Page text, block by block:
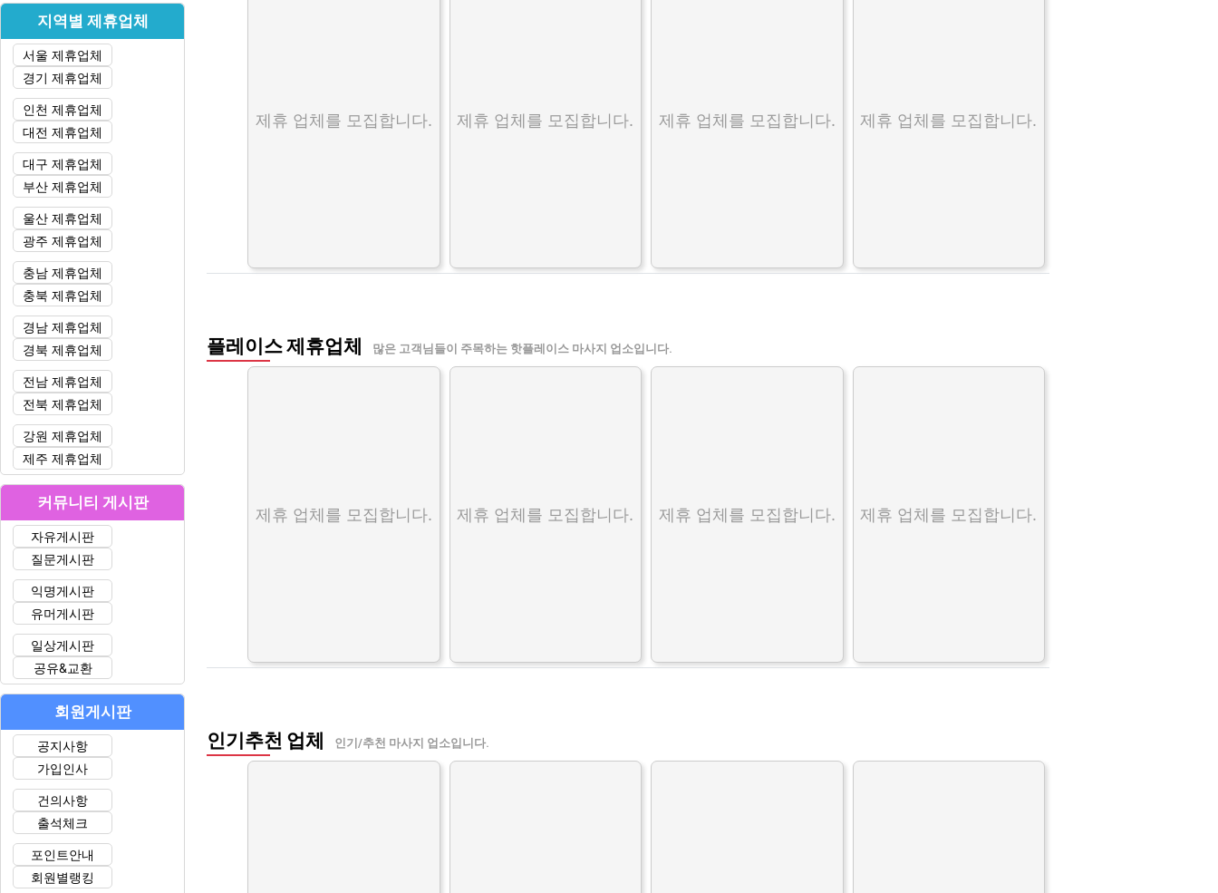
제휴 업체를 모집합니다. 제휴 업체를 모집합니다. 제휴 업체를 모집합니다. 제휴 업체를 모집합니다.
플레이스 제휴업체 많은 고객님들이 주목하는 핫플레이스 마사지 업소입니다.
제휴 업체를 모집합니다. 제휴 업체를 모집합니다. 제휴 업체를 모집합니다. 제휴 업체를 모집합니다.
인기추천 업체 인기/추천 마사지 업소입니다.
지역별 제휴업체
서울 제휴업체
경기 제휴업체
인천 제휴업체
대전 제휴업체
대구 제휴업체
부산 제휴업체
울산 제휴업체
광주 제휴업체
충남 제휴업체
충북 제휴업체
경남 제휴업체
경북 제휴업체
전남 제휴업체
전북 제휴업체
강원 제휴업체
제주 제휴업체
커뮤니티 게시판
자유게시판
질문게시판
익명게시판
유머게시판
일상게시판
공유&교환
회원게시판
공지사항
가입인사
건의사항
출석체크
포인트안내
회원별랭킹